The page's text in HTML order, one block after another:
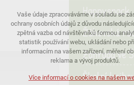
Technická cookies
nutná pro provozování webu
udržení kontextu stránek (session):
případná přihlášení, volby jazyka,
Volitelná cookies
Vaše údaje zpracováváme v souladu se
ochrany osobních údajů z důvodu
zpětná vazba od návštěvníků formou
statistik používání webu, ukládání nebo
informacím na vašem zařízení, měření
reklama a vývoj produktů.
Více informací o cookies na našem
Happysnack
Žákovská
Zahrada ve
Školní